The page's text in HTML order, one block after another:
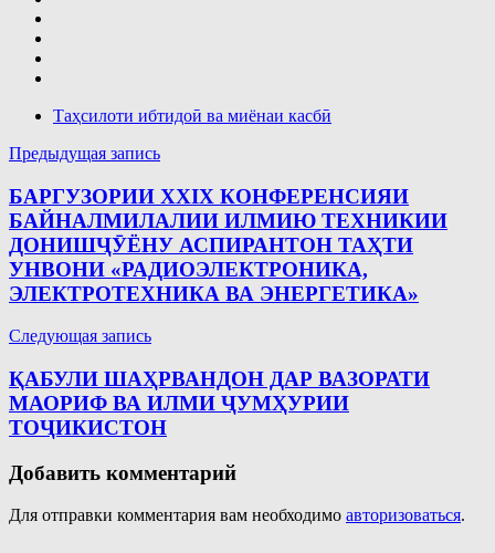
Таҳсилоти ибтидоӣ ва миёнаи касбӣ
Навигация
по
записям
Предыдущая запись
БАРГУЗОРИИ XXIX КОНФЕРЕНСИЯИ
БАЙНАЛМИЛАЛИИ ИЛМИЮ ТЕХНИКИИ
ДОНИШҶӮЁНУ АСПИРАНТОН ТАҲТИ
УНВОНИ «РАДИОЭЛЕКТРОНИКА,
ЭЛЕКТРОТЕХНИКА ВА ЭНЕРГЕТИКА»
Следующая запись
ҚАБУЛИ ШАҲРВАНДОН ДАР ВАЗОРАТИ
МАОРИФ ВА ИЛМИ ҶУМҲУРИИ
ТОҶИКИСТОН
Добавить комментарий
Для отправки комментария вам необходимо авторизоваться.